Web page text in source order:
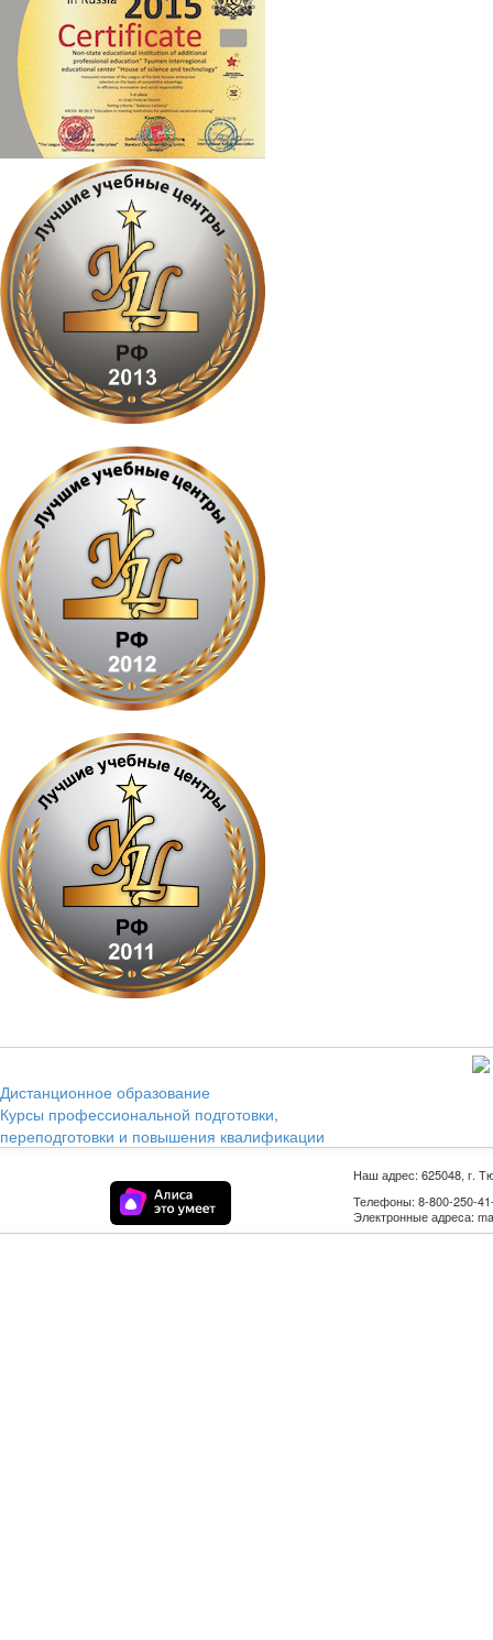
Дистанционное образование
Курсы профессиональной подготовки,
переподготовки и повышения квалификации
Наш адрес: 625048, г.
Телефоны: 8-800-250-
Электронные адреса: